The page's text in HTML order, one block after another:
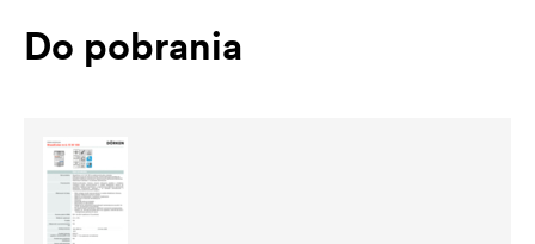
Do pobrania